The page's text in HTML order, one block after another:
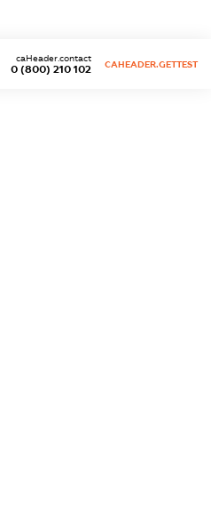
0 (800) 210 102
caHeader.contact
CAHEADER.GETTEST